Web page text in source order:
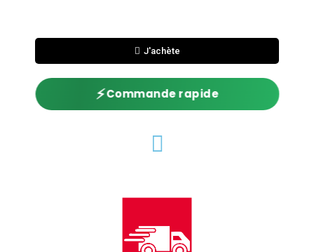
J'achète
⚡Commande rapide